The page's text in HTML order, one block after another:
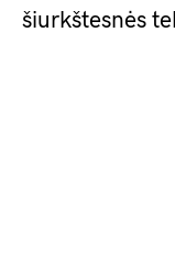
šiurkštesnės